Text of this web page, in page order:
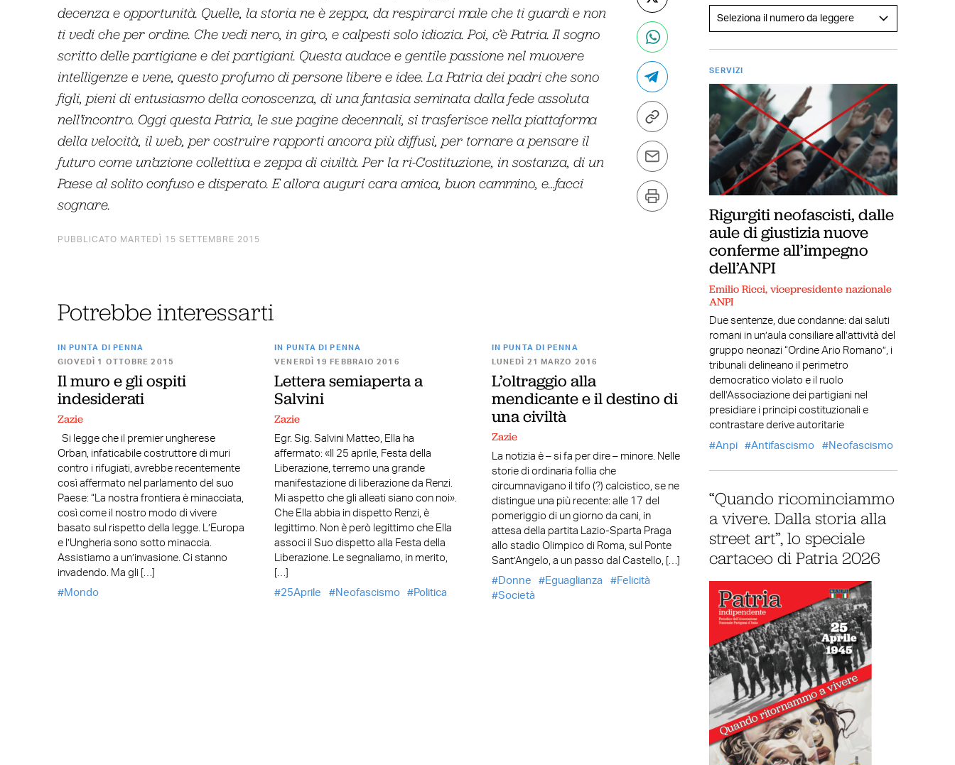
decenza e opportunità. Quelle, la storia ne è zeppa, da respirarci male che ti guardi e non
ti vedi che per ordine. Che vedi nero, in giro, e calpesti solo idiozia. Poi, c’è Patria. Il sogno
scritto delle partigiane e dei partigiani. Questa audace e gentile passione nel muovere
intelligenze e vene, questo profumo di persone libere e idee. La Patria dei padri che sono
figli, pieni di entusiasmo della conoscenza, di una fantasia seminata dalla fede assoluta
nell’incontro. Oggi questa Patria, le sue pagine decennali, si trasferisce nella piattaforma
della velocità, il web, per costruire rapporti ancora più diffusi, per tornare a pensare il
futuro come un’azione collettiva e zeppa di civiltà. Per la ri-Costituzione, in sostanza, di un
Paese al solito confuso e disperato. E allora auguri cara amica, buon cammino, e…facci
sognare.
PUBBLICATO MARTEDÌ 15 SETTEMBRE 2015
Potrebbe interessarti
IN PUNTA DI PENNA
GIOVEDÌ 1 OTTOBRE 2015
Il muro e gli ospiti
indesiderati
Zazie
Si legge che il premier ungherese
Orban, infaticabile costruttore di muri
contro i rifugiati, avrebbe recentemente
così affermato nel parlamento del suo
Paese: “La nostra frontiera è minacciata,
così come il nostro modo di vivere
basato sul rispetto della legge. L’Europa
e l’Ungheria sono sotto minaccia.
Assistiamo a un’invasione. Ci stanno
invadendo. Ma gli […]
Mondo
IN PUNTA DI PENNA
VENERDÌ 19 FEBBRAIO 2016
Lettera semiaperta a
Salvini
Zazie
Egr. Sig. Salvini Matteo, Ella ha
affermato: «Il 25 aprile, Festa della
Liberazione, terremo una grande
manifestazione di liberazione da Renzi.
Mi aspetto che gli alleati siano con noi».
Che Ella abbia in dispetto Renzi, è
legittimo. Non è però legittimo che Ella
associ il Suo dispetto alla Festa della
Liberazione. Le segnaliamo, in merito,
25Aprile
Neofascismo Politica
IN PUNTA DI PENNA
LUNEDÌ 21 MARZO 2016
L’oltraggio alla
mendicante e il destino di
una civiltà
Zazie
La notizia è – si fa per dire – minore. Nelle
storie di ordinaria follia che
circumnavigano il tifo (?) calcistico, se ne
distingue una più recente: alle 17 del
pomeriggio di un giorno da cani, in
attesa della partita Lazio-Sparta Praga
allo stadio Olimpico di Roma, sul Ponte
Sant’Angelo, a un passo dal Castello, […]
Donne
Eguaglianza
Felicità
Società
SERVIZI
Rigurgiti neofascisti, dalle
aule di giustizia nuove
conferme all’impegno
dell’ANPI
Emilio Ricci, vicepresidente nazionale
ANPI
Due sentenze, due condanne: dai saluti
romani in un’aula consiliare all’attività del
gruppo neonazi “Ordine Ario Romano”, i
tribunali delineano il perimetro
democratico violato e il ruolo
dell’Associazione dei partigiani nel
presidiare i principi costituzionali e
contrastare derive autoritarie
Anpi
Antifascismo Neofascismo
“Quando ricominciammo
a vivere. Dalla storia alla
street art”, lo speciale
cartaceo di Patria 2026